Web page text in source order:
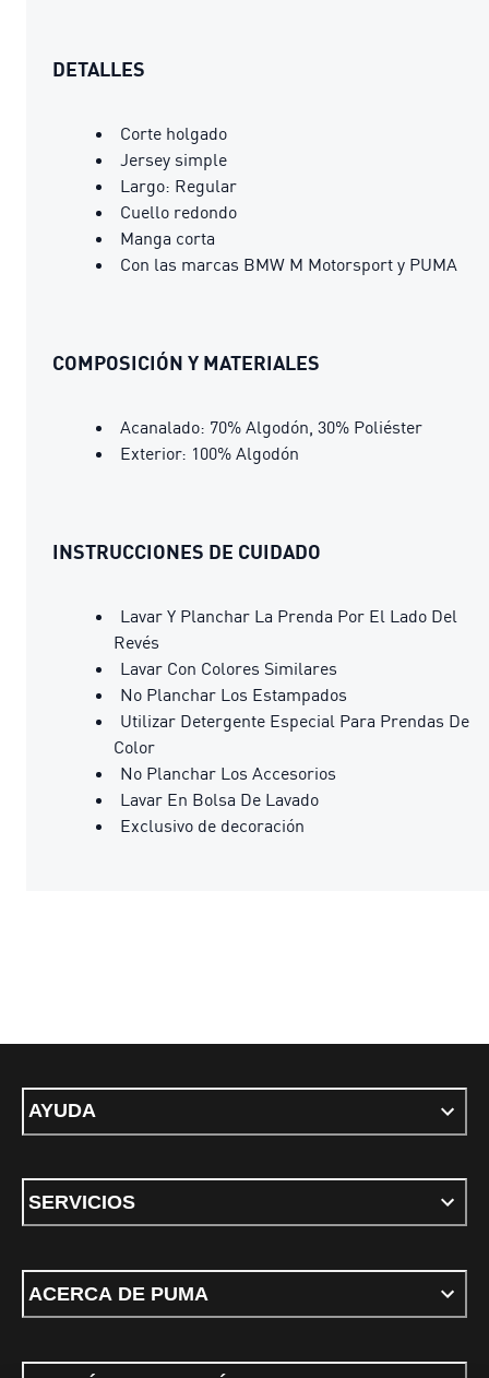
DETALLES
Corte holgado
Jersey simple
Largo: Regular
Cuello redondo
Manga corta
Con las marcas BMW M Motorsport y PUMA
COMPOSICIÓN Y MATERIALES
Acanalado: 70% Algodón, 30% Poliéster
Exterior: 100% Algodón
INSTRUCCIONES DE CUIDADO
Lavar Y Planchar La Prenda Por El Lado Del
Revés
Lavar Con Colores Similares
No Planchar Los Estampados
Utilizar Detergente Especial Para Prendas De
Color
No Planchar Los Accesorios
Lavar En Bolsa De Lavado
Exclusivo de decoración
AYUDA
SERVICIOS
ACERCA DE PUMA